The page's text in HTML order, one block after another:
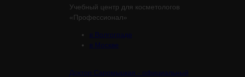
Учебный центр для косметологов
«Профессионал»
в Волгограде
в Москве
Доктор Саромыцкая - официальный